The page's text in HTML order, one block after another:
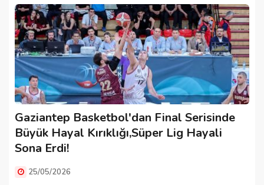
Gaziantep Basketbol'dan Final Serisinde
Büyük Hayal Kırıklığı,Süper Lig Hayali
Sona Erdi!
25/05/2026